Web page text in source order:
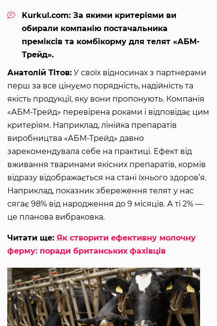
Kurkul.com: За якими критеріями ви
обирали компанію постачальника
преміксів та комбікорму для телят «АБМ-
Трейд».
Анатолій Тітов: У своїх відносинах з партнерами
перш за все цінуємо порядність, надійність та
якість продукції, яку вони пропонують. Компанія
«АБМ-Трейд» перевірена роками і відповідає цим
критеріям. Наприклад, лінійка препаратів
виробництва «АБМ-Трейд» давно
зарекомендувала себе на практиці. Ефект від
вживання тваринами якісних препаратів, кормів
відразу відображається на стані їхнього здоров’я.
Наприклад, показник збереження телят у нас
сягає 98% від народження до 9 місяців. А ті 2% —
це планова вибраковка.
Читати ще: Як створити ефективну молочну
ферму: поради британських фахівців